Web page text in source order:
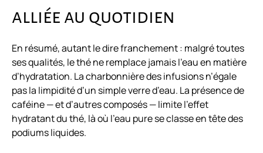
alliée au quotidien
En résumé, autant le dire franchement : malgré toutes
ses qualités, le thé ne remplace jamais l’eau en matière
d’hydratation. La charbonnière des infusions n’égale
pas la limpidité d’un simple verre d’eau. La présence de
caféine — et d’autres composés — limite l’effet
hydratant du thé, là où l’eau pure se classe en tête des
podiums liquides.